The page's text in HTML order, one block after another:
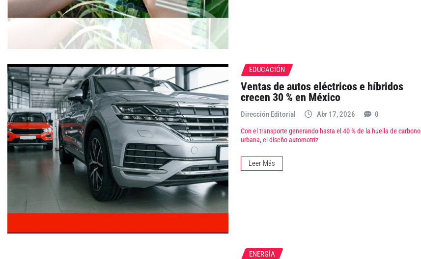
EDUCACIÓN
Ventas de autos eléctricos e híbridos
crecen 30 % en México
Dirección Editorial Abr 17, 2026 0
Con el transporte generando hasta el 40 % de la huella de carbono
urbana, el diseño automotriz
Leer Más
ENERGÍA